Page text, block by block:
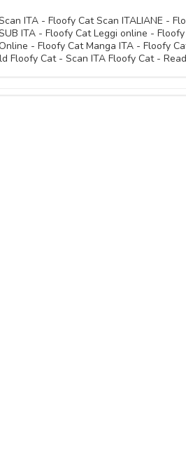
ITA - Floofy Cat Scan ITALIANE -
ITA - Floofy Cat Leggi online -
- Floofy Cat Manga ITA - Floofy
Floofy Cat - Scan ITA Floofy Cat -